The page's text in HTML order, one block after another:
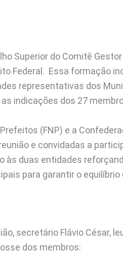
Superior do Comitê
Federal. Essa formação
representativas dos
indicações dos 27
(FNP) e a
e convidadas a
às duas entidades
para garantir o
secretário Flávio César,
dos membros: